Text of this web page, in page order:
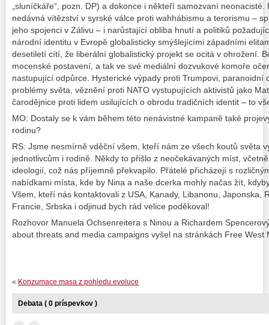
„sluníčkáře“, pozn. DP) a dokonce i někteří samozvaní
nedávná vítězství v syrské válce proti wahhábismu a terorismu –
jeho spojenci v Zálivu – i narůstající obliba hnutí a politiků
národní identitu v Evropě globalisticky smýšlejícími západními
desetiletí cítí, že liberální globalistický projekt se ocitá v ohrožení.
mocenské postavení, a tak ve své mediální dozvukové komoře
nastupující odpůrce. Hysterické výpady proti Trumpovi, paranoidní
problémy světa, věznění proti NATO vystupujících aktivistů jako
čarodějnice proti lidem usilujících o obrodu tradičních identit – to
MO: Dostaly se k vám během této nenávistné kampaně také
rodinu?
RS: Jsme nesmírně vděční všem, kteří nám ze všech koutů světa
jednotlivcům i rodině. Někdy to přišlo z neočekávaných míst,
ideologií, což nás příjemně překvapilo. Přátelé přicházejí s
nabídkami místa, kde by Nina a naše dcerka mohly načas žít,
Všem, kteří nás kontaktovali z USA, Kanady, Libanonu, Japonska,
Francie, Srbska i odjinud bych rád velice poděkoval!
Rozhovor Manuela Ochsenreitera s Ninou a Richardem
about threats and media campaigns vyšel na stránkách Free West
« Konzumace masa z pohledu evoluce
Debata ( 0 príspevkov )